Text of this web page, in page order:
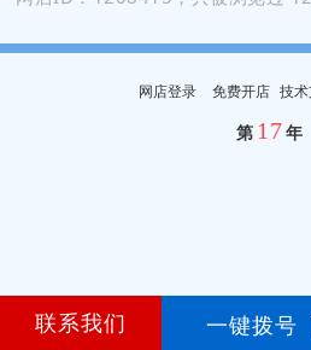
网店登录 免费开店 技术
第 17年
联系我们 一键拨号